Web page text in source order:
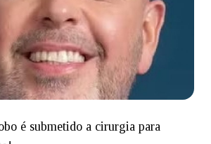
é submetido a cirurgia para